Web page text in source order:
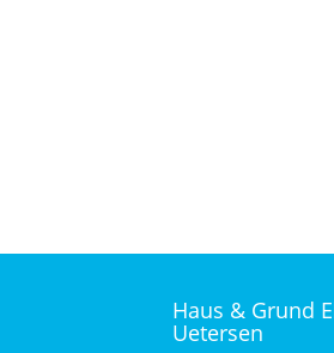
Haus & Grund
Uetersen